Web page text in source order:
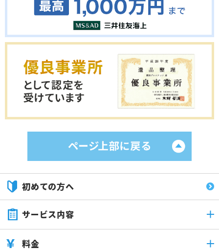
初めての方へ
サービス内容
料金